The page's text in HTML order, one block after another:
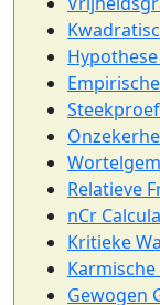
Relatieve
nCr
Kritieke
Gewogen